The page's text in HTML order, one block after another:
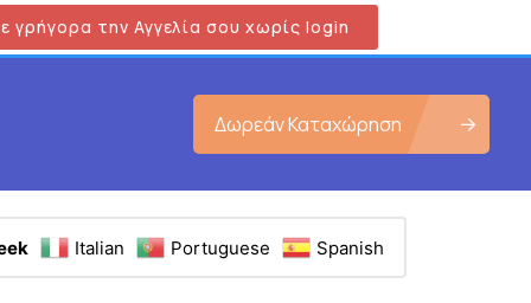
γρήγορα την Αγγελία σου χωρίς login
Δωρεάν Καταχώρηση
Italian Portuguese Spanish